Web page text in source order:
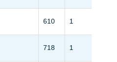
610 1
718 1